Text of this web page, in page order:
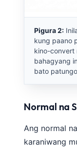
Pigura 2:
kung paano
kino-convert
bahagyang
bato
Normal na
Ang normal
karaniwang